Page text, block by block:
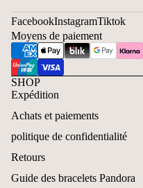
FacebookInstagramTiktok
Moyens de paiement
SHOP
Expédition
Achats et paiements
politique de confidentialité
Retours
Guide des bracelets Pandora